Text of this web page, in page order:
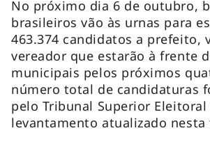
No próximo dia 6 de outubro,
brasileiros vão às urnas para
463.374 candidatos a prefeito,
vereador que estarão à frente
municipais pelos próximos
número total de candidaturas
pelo Tribunal Superior Eleitoral
levantamento atualizado nesta